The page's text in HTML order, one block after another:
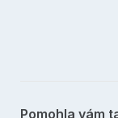
Pomohla vám